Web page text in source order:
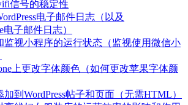
信号的稳定性
电子邮件日志（以及
电子邮件日志）
监视小程序的运行状态（监视使用微信小
上更改字体颜色（如何更改苹果字体颜
到WordPress帖子和页面（无需HTML）